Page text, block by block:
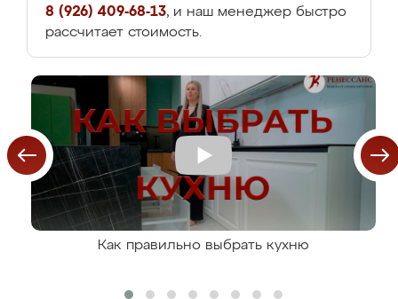
8 (926) 409-68-13, и наш менеджер быстро
рассчитает стоимость.
Как правильно выбрать кухню